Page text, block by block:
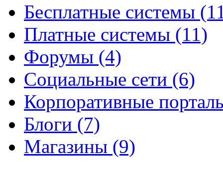
Бесплатные системы
Платные системы (11)
Форумы (4)
Социальные сети (6)
Корпоративные
Блоги (7)
Магазины (9)